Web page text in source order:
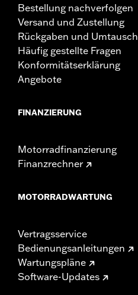
Bestellung nachverfolgen
Versand und Zustellung
Rückgaben und Umtausch
Häufig gestellte Fragen
Konformitätserklärung
Angebote
FINANZIERUNG
Motorradfinanzierung
Finanzrechner
MOTORRADWARTUNG
Vertragsservice
Bedienungsanleitungen
Wartungspläne
Software-Updates